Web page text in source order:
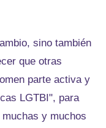
sino también
que otras
parte activa y
LGTBI", para
y muchos